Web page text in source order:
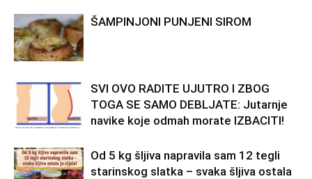
ŠAMPINJONI PUNJENI SIROM
SVI OVO RADITE UJUTRO I ZBOG
TOGA SE SAMO DEBLJATE: Jutarnje
navike koje odmah morate IZBACITI!
Od 5 kg šljiva napravila sam 12 tegli
starinskog slatka – svaka šljiva ostala